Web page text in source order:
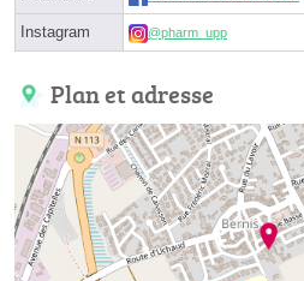
Instagram @pharm_upp
Plan et adresse